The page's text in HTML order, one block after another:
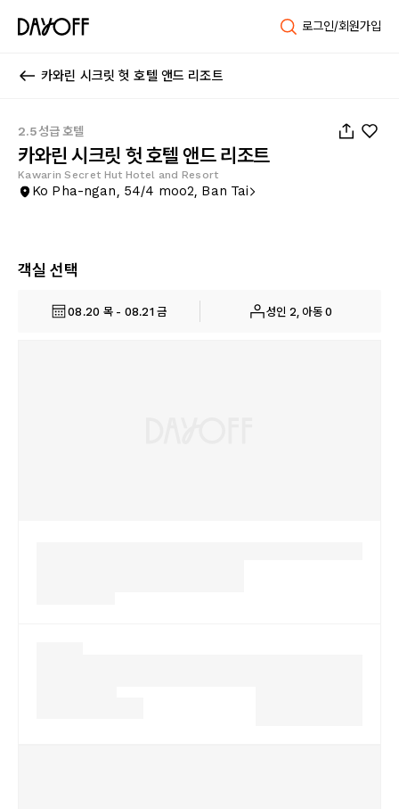
로그인/회원가입
카와린 시크릿 헛 호텔 앤드 리조트
2.5성급 호텔
카와린 시크릿 헛 호텔 앤드 리조트
Kawarin Secret Hut Hotel and Resort
Ko Pha-ngan, 54/4 moo2, Ban Tai
객실 선택
08.20 목 - 08.21 금 성인 2, 아동 0